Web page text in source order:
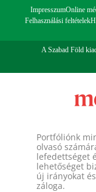
ImpresszumOnline
Felhasználási feltételek
A Szabad Föld
Portfóliónk
olvasó
lefedettséget
lehetőséget
új irányokat
záloga.